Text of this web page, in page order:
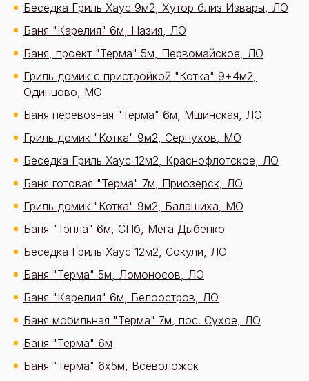
Беседка Гриль Хаус 9м2, Хутор близ Извары, ЛО
Баня "Карелия" 6м, Назия, ЛО
Баня, проект "Терма" 5м, Первомайское, ЛО
Гриль домик с пристройкой "Котка" 9+4м2,
Одинцово, МО
Баня перевозная "Терма" 6м, Мшинская, ЛО
Гриль домик "Котка" 9м2, Серпухов, МО
Беседка Гриль Хаус 12м2, Краснофлотское, ЛО
Баня готовая "Терма" 7м, Приозерск, ЛО
Гриль домик "Котка" 9м2, Балашиха, МО
Баня "Тэпла" 6м, СПб, Мега Дыбенко
Беседка Гриль Хаус 12м2, Сокули, ЛО
Баня "Терма" 5м, Ломоносов, ЛО
Баня "Карелия" 6м, Белоостров, ЛО
Баня мобильная "Терма" 7м, пос. Сухое, ЛО
Баня "Терма" 6м
Баня "Терма" 6х5м, Всеволожск